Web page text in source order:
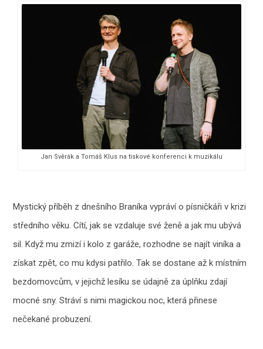
Jan Svěrák a Tomáš Klus na tiskové konferenci k muzikálu
Mystický příběh z dnešního Braníka vypráví o písničkáři v krizi
středního věku. Cítí, jak se vzdaluje své ženě a jak mu ubývá
sil. Když mu zmizí i kolo z garáže, rozhodne se najít viníka a
získat zpět, co mu kdysi patřilo. Tak se dostane až k místním
bezdomovcům, v jejichž lesíku se údajně za úplňku zdají
mocné sny. Stráví s nimi magickou noc, která přinese
nečekané probuzení.